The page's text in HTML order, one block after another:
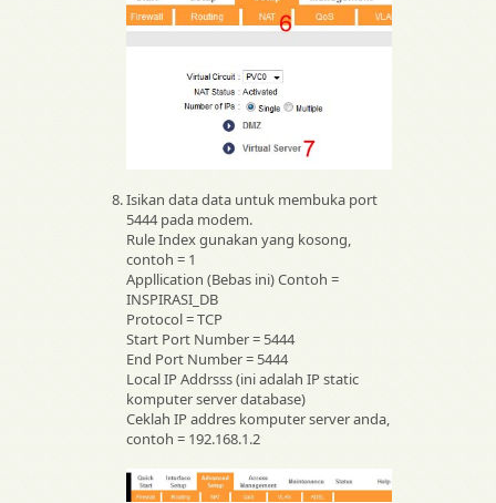
Isikan data data untuk membuka port
5444 pada modem.
Rule Index gunakan yang kosong,
contoh = 1
Appllication (Bebas ini) Contoh =
INSPIRASI_DB
Protocol = TCP
Start Port Number = 5444
End Port Number = 5444
Local IP Addrsss (ini adalah IP static
komputer server database)
Ceklah IP addres komputer server anda,
contoh = 192.168.1.2